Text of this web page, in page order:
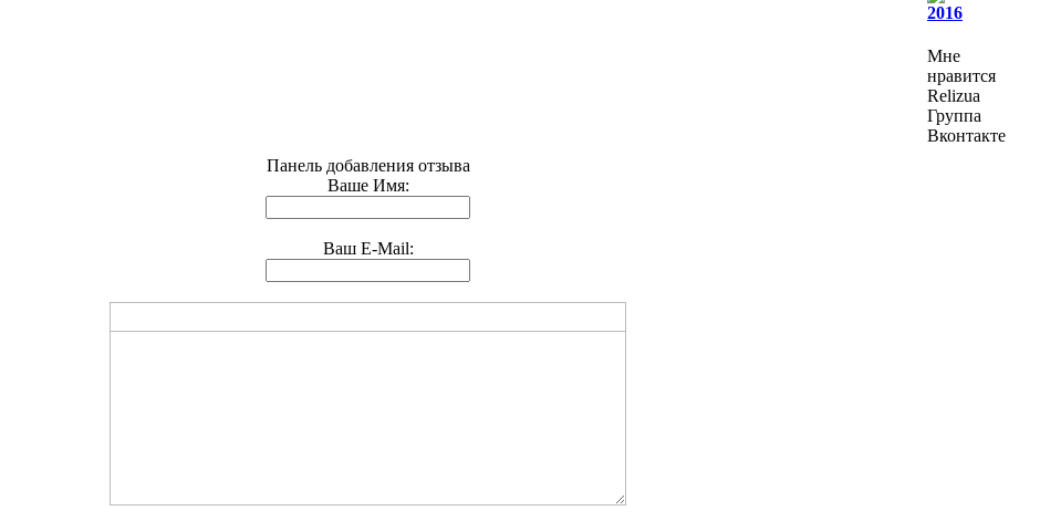
Панель добавления отзыва
Ваше Имя:
Ваш E-Mail:
2016
Мне
нравится
Relizua
Группа
Вконтакте